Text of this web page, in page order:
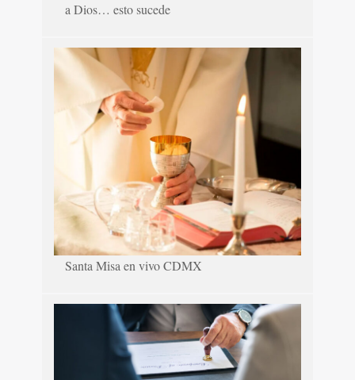
a Dios… esto sucede
Santa Misa en vivo CDMX